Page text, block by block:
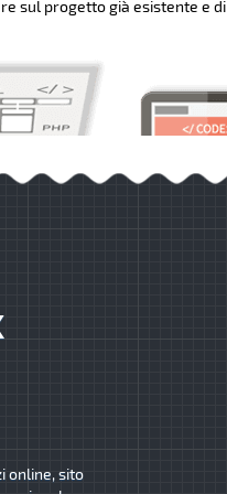
sul progetto già esistente e di
online, sito